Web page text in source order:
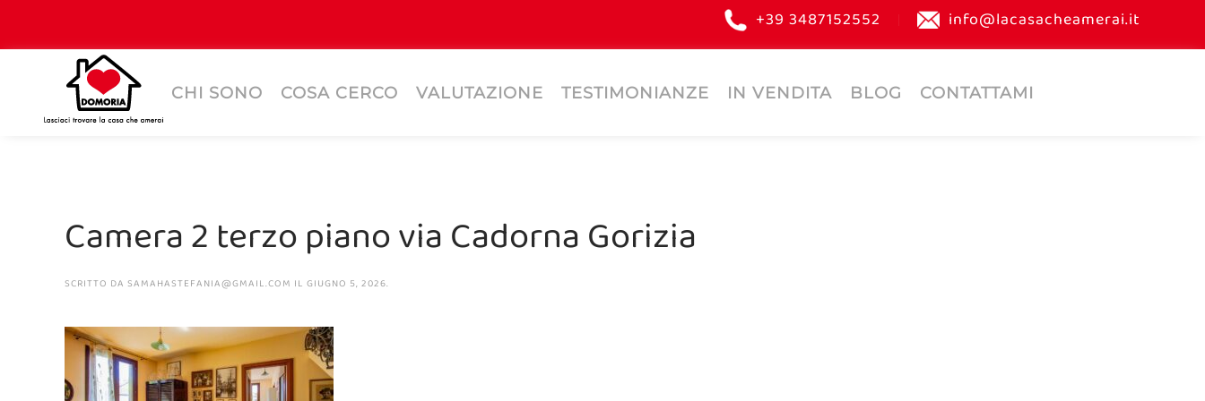
+39 3487152552 info@lacasacheamerai.it
CHI SONO COSA CERCO VALUTAZIONE TESTIMONIANZE IN VENDITA BLOG CONTATTAMI
Camera 2 terzo piano via Cadorna Gorizia
SCRITTO DA SAMAHASTEFANIA@GMAIL.COM IL GIUGNO 5, 2026.